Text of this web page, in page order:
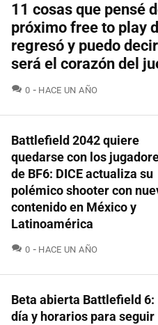
11 cosas que pensé
próximo free to play
regresó y puedo
será el corazón del
0 COMENTARIOS
HACE UN AÑO
Battlefield 2042 quiere
quedarse con los
de BF6: DICE actualiza su
polémico shooter con
contenido en México y
Latinoamérica
0 COMENTARIOS
HACE UN AÑO
Beta abierta Battlefield 6:
día y horarios para seguir